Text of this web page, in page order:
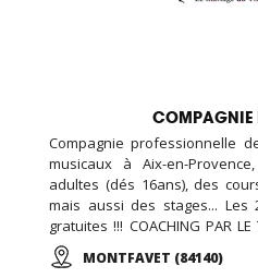
COMPAGNIE
Compagnie professionnelle
musicaux à Aix-en-
adultes (dés 16ans), des
mais aussi des stages...
gratuites !!! COACHING PAR LE
propose aussi des ateliers
pour améliorer son
MONTFAVET (84140)